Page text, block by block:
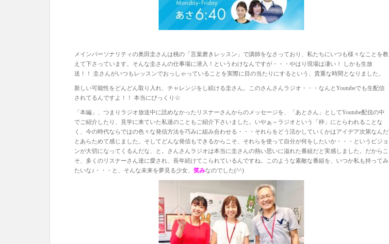
メインパーソナリティの奥田圭さんは桃の「言葉磨きレッスン」で講師をなさっており、私たちにいつも様々なことを教
えて下さっています。そんな圭さんの仕事場に潜入！というわけなんですが・・・やはり現場は凄い！ しかも生放
送！！ 圭さんがいつもレッスンでおっしゃっていることを実際に目の当たりにするという、貴重な時間となりました。
新しい可能性をどんどん取り入れ、チャレンジをし続ける圭さん。このさんさんラジオ・・・なんとYoutubeでも生配信
されてるんですよ！！ 本当にびっくり☆
「本編」、つまりラジオ放送中に読めなかったリスナーさんからのメッセージを、「あとさん」としてYoutube配信の中
でご紹介したり、見学に来ていた私達のこともご紹介下さいました。いやぁ～ラジオという「枠」にとらわれることな
く、今の時代ならではの色々な発信方法を巧みに組み合わせる・・・それらをどう活かしていくかはアイデア次第なんだ
とあらためて感じました。そしてどんな発信もできるからこそ、それらを使って自分が何をしたいか・・・というビジョ
ンが大切になってくるんだな、と。さんさんラジオは本当に圭さんの熱い思いに溢れた番組だと実感しました。だからこ
そ、多くのリスナーさん達に愛され、長年続けてこられているんですね。このような素敵な番組を、いつか私も持ってみ
たいな♪・・・と、そんな未来を夢見る少女、 笑みなのでした(^^)